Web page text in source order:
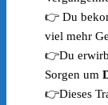
👉 Du
viel mehr
👉Du
Sorgen um
👉Dieses